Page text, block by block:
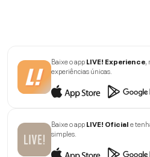
Baixe o appLIVE! Experience,
experiências únicas.
Baixe o appLIVE! Oficiale
simples.